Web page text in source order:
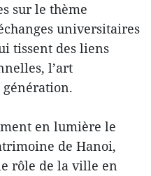
sur le thème
universitaires
tissent des liens
l’art
en lumière le
de Hanoi,
rôle de la ville en